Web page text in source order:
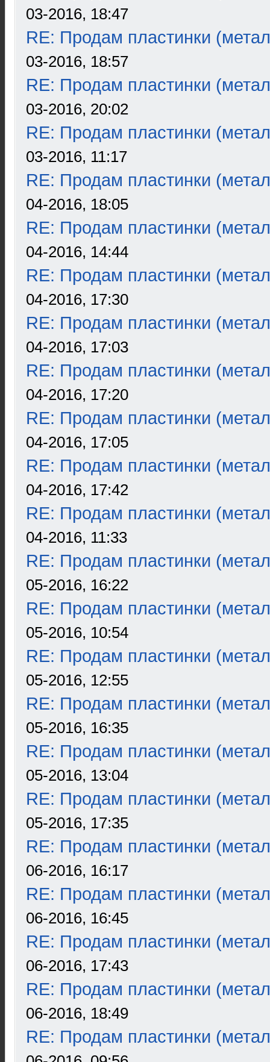
03-2016, 18:47
RE: Продам пластинки
03-2016, 18:57
RE: Продам пластинки
03-2016, 20:02
RE: Продам пластинки
03-2016, 11:17
RE: Продам пластинки
04-2016, 18:05
RE: Продам пластинки
04-2016, 14:44
RE: Продам пластинки
04-2016, 17:30
RE: Продам пластинки
04-2016, 17:03
RE: Продам пластинки
04-2016, 17:20
RE: Продам пластинки
04-2016, 17:05
RE: Продам пластинки
04-2016, 17:42
RE: Продам пластинки
04-2016, 11:33
RE: Продам пластинки
05-2016, 16:22
RE: Продам пластинки
05-2016, 10:54
RE: Продам пластинки
05-2016, 12:55
RE: Продам пластинки
05-2016, 16:35
RE: Продам пластинки
05-2016, 13:04
RE: Продам пластинки
05-2016, 17:35
RE: Продам пластинки
06-2016, 16:17
RE: Продам пластинки
06-2016, 16:45
RE: Продам пластинки
06-2016, 17:43
RE: Продам пластинки
06-2016, 18:49
RE: Продам пластинки